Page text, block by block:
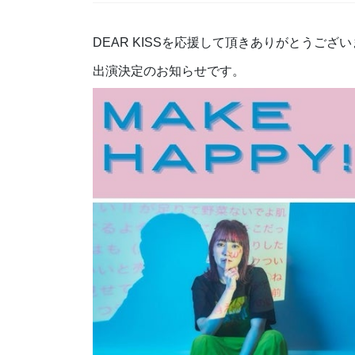
DEAR KISSを応援して頂きありがとうござい
出演決定のお知らせです。